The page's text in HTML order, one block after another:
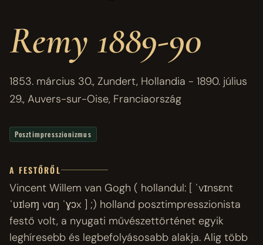
Remy 1889-90
1853. március 30., Zundert, Hollandia - 1890. július
29., Auvers-sur-Oise, Franciaország
Posztimpresszionizmus
A FESTŐRŐL
Vincent Willem van Gogh ( hollandul: [ ˈvɪnsɛnt
ˈʋɪləɱ vɑŋ ˈɣɔx ] ;) holland posztimpresszionista
festő volt, a nyugati művészettörténet egyik
leghíresebb és legbefolyásosabb alakja. Alig több